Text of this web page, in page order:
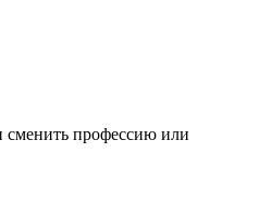
сменить профессию или